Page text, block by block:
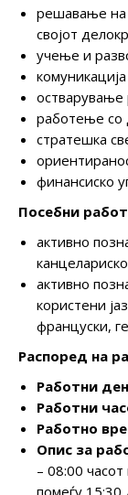
решавање на
својот
учење и
комуникација
остварување
работење со
стратешка
финансиско
Посебни
активно
активно
користени
француски,
Распоред на
Работни
Работни
Работно
Опис за
– 08:00
помеѓу 15:30